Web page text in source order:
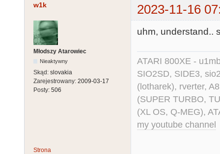
w1k 2023-11-16
Młodszy Atarowiec
Nieaktywny
Skąd: slovakia
Zarejestrowany: 2009-03-17
Posty: 506
uhm, understand..
ATARI 800XE -
SIO2SD, SIDE3,
(lotharek), rverter,
(SUPER TURBO,
(XL OS, Q-MEG),
my youtube channel
Strona